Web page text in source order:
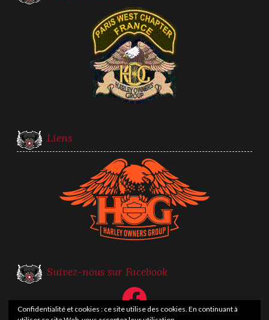
Liens
Suivez-nous sur Facebook
Facebook
Confidentialité et cookies : ce site utilise des cookies. En continuant à